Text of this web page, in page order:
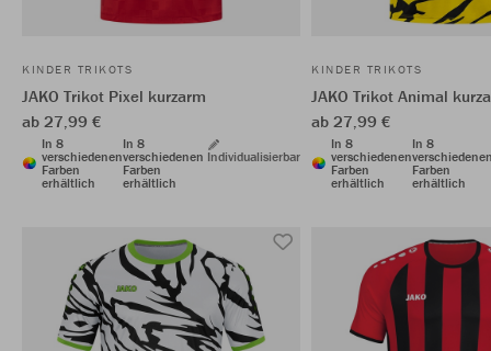
KINDER TRIKOTS
JAKO Trikot Pixel kurzarm
ab 27,99 €
In 8
verschiedenen
Farben
erhältlich
In 8
verschiedenen
Farben
erhältlich
Individualisierbar
KINDER TRIKOTS
JAKO Trikot Animal
ab 27,99 €
In 8
verschiedenen
Farben
erhältlich
In 8
Farben
erhältlich